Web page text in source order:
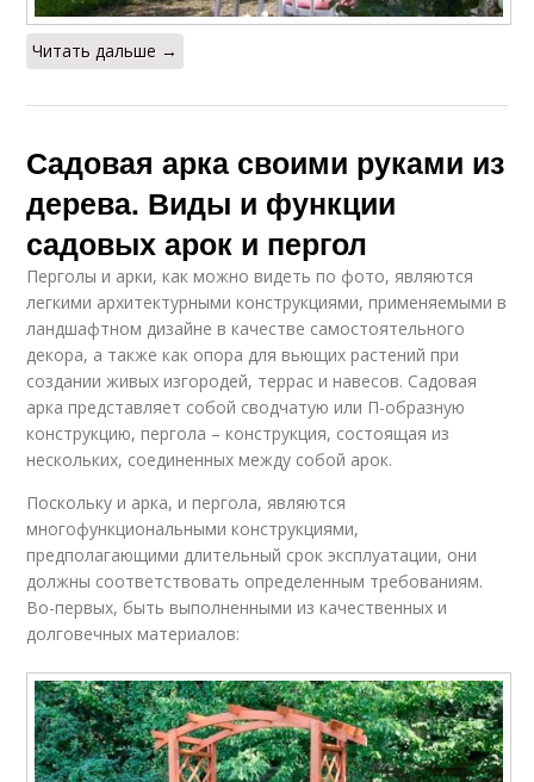
Читать дальше →
Садовая арка своими руками из
дерева. Виды и функции
садовых арок и пергол
Перголы и арки, как можно видеть по фото, являются
легкими архитектурными конструкциями, применяемыми в
ландшафтном дизайне в качестве самостоятельного
декора, а также как опора для вьющих растений при
создании живых изгородей, террас и навесов. Садовая
арка представляет собой сводчатую или П-образную
конструкцию, пергола – конструкция, состоящая из
нескольких, соединенных между собой арок.
Поскольку и арка, и пергола, являются
многофункциональными конструкциями,
предполагающими длительный срок эксплуатации, они
должны соответствовать определенным требованиям.
Во-первых, быть выполненными из качественных и
долговечных материалов: